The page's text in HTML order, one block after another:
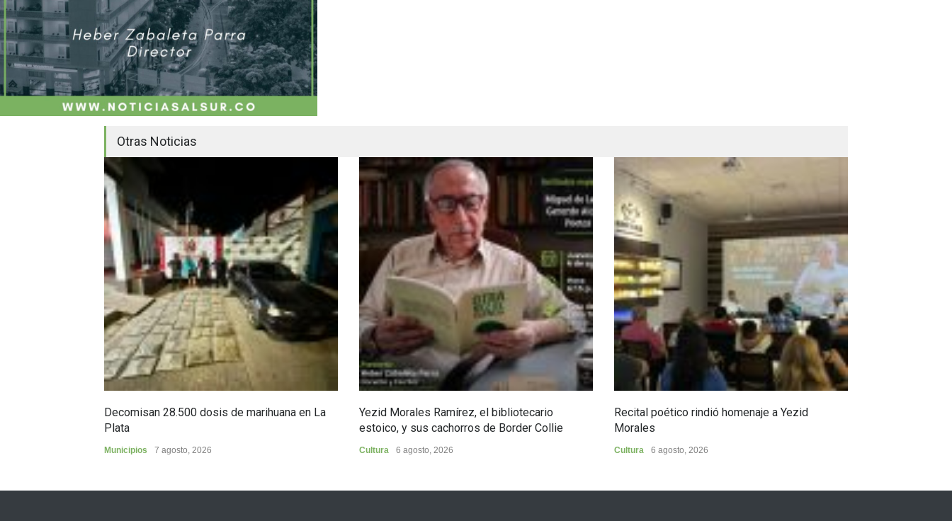
Otras Noticias
Decomisan 28.500 dosis de marihuana en La
Plata
Municipios 7 agosto, 2026
Yezid Morales Ramírez, el bibliotecario
estoico, y sus cachorros de Border Collie
Cultura 6 agosto, 2026
Recital poético rindió homenaje a Yezid
Morales
Cultura 6 agosto, 2026